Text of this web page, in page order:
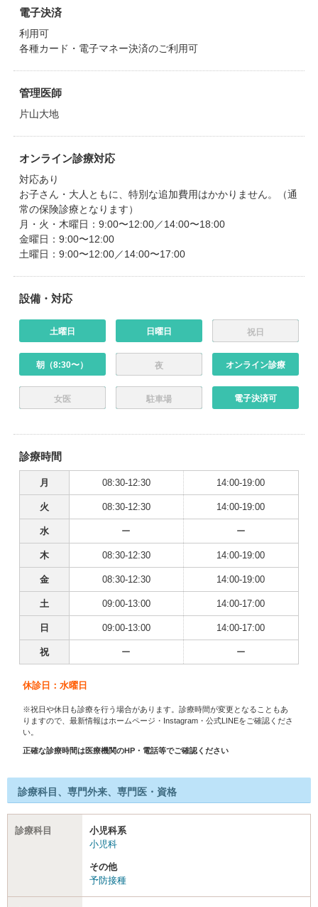
電子決済
利用可
各種カード・電子マネー決済のご利用可
管理医師
片山大地
オンライン診療対応
対応あり
お子さん・大人ともに、特別な追加費用はかかりません。（通
常の保険診療となります）
月・火・木曜日：9:00〜12:00／14:00〜18:00
金曜日：9:00〜12:00
土曜日：9:00〜12:00／14:00〜17:00
設備・対応
土曜日 日曜日 祝日
朝（8:30〜） 夜 オンライン診療
女医 駐車場 電子決済可
診療時間
月 08:30-12:30 14:00-19:00
火 08:30-12:30 14:00-19:00
水 ー ー
木 08:30-12:30 14:00-19:00
金 08:30-12:30 14:00-19:00
土 09:00-13:00 14:00-17:00
日 09:00-13:00 14:00-17:00
祝 ー ー
休診日：水曜日
※祝日や休日も診療を行う場合があります。診療時間が変更となることもあ
りますので、最新情報はホームページ・Instagram・公式LINEをご確認くださ
い。
正確な診療時間は医療機関のHP・電話等でご確認ください
診療科目、専門外来、専門医・資格
診療科目
小児科系
小児科
その他
予防接種